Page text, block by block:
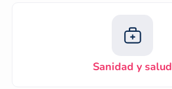
Sanidad y salud